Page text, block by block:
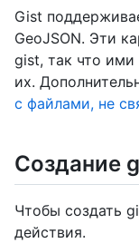
Gist
GeoJSON. Эти
gist, так что ими
их.
с файлами, не
Создание
Чтобы создать
действия.